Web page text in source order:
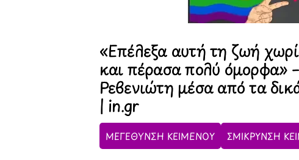
«Επέλεξα αυτή τη ζωή
και πέρασα πολύ όμορφα»
Ρεβενιώτη μέσα από τα
| in.gr
ΜΕΓΕΘΥΝΣΗ ΚΕΙΜΕΝΟΥ ΣΜΙΚΡΥΝΣΗ